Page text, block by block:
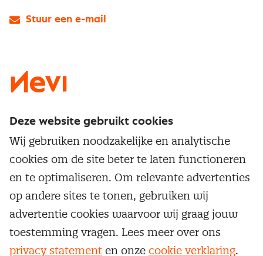
Service & contact
Over inkoop
Netwerk en communities
Aanmelden nieuwsbrief
Word lid van Nevi
Populaire thema's
Aanbesteden
Contractmanagement
Kostenmanagement
Onderhandelen
Opleidingen en trainingen
Trainingen
Opleidingen
Stuur een e-mail
Cookievoorkeuren beherenOnzealgemene
Deze website gebruikt cookies
Wij gebruiken noodzakelijke en analytische
cookies om de site beter te laten functioneren
en te optimaliseren. Om relevante advertenties
op andere sites te tonen, gebruiken wij
advertentie cookies waarvoor wij graag jouw
toestemming vragen. Lees meer over ons
privacy statement en onze cookie verklaring.